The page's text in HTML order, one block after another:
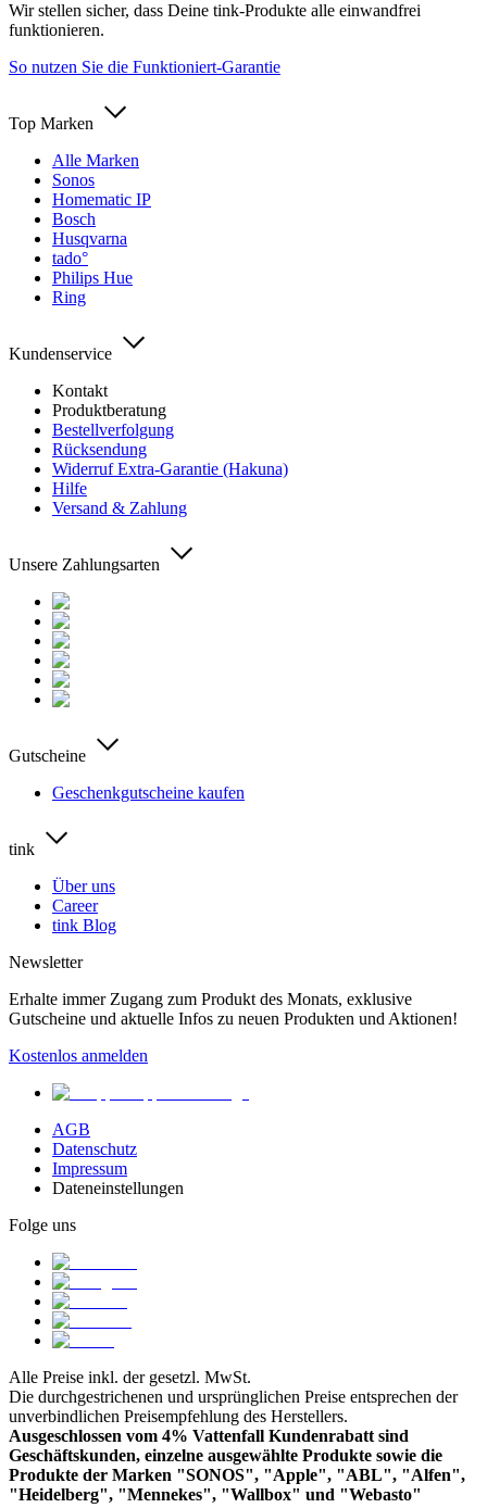
Wir stellen sicher, dass Deine tink-Produkte alle einwandfrei
funktionieren.
So nutzen Sie die Funktioniert-Garantie
Top Marken
Alle Marken
Sonos
Homematic IP
Bosch
Husqvarna
tado°
Philips Hue
Ring
Kundenservice
Kontakt
Produktberatung
Bestellverfolgung
Rücksendung
Widerruf Extra-Garantie (Hakuna)
Hilfe
Versand & Zahlung
Unsere Zahlungsarten
Gutscheine
Geschenkgutscheine kaufen
tink
Über uns
Career
tink Blog
Newsletter
Erhalte immer Zugang zum Produkt des Monats, exklusive
Gutscheine und aktuelle Infos zu neuen Produkten und Aktionen!
Kostenlos anmelden
AGB
Datenschutz
Impressum
Dateneinstellungen
Folge uns
Alle Preise inkl. der gesetzl. MwSt.
Die durchgestrichenen und ursprünglichen Preise entsprechen der
unverbindlichen Preisempfehlung des Herstellers.
Ausgeschlossen vom 4% Vattenfall Kundenrabatt sind
Geschäftskunden, einzelne ausgewählte Produkte sowie die
Produkte der Marken "SONOS", "Apple", "ABL", "Alfen",
"Heidelberg", "Mennekes", "Wallbox" und "Webasto"